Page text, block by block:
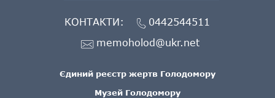
Єдиний реєстр жертв Голодомору
Музей Голодомору
КОНТАКТИ:
0442544511
memoholod@ukr.net